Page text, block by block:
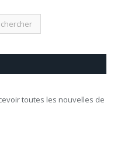
toutes les nouvelles de